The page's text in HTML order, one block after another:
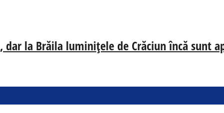
dar la Brăila luminițele de Crăciun încă sunt